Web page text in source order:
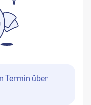
Termin über